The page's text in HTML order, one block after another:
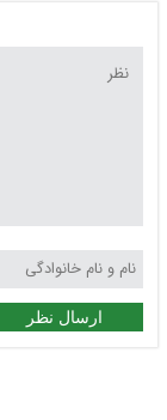
ارسال نظر